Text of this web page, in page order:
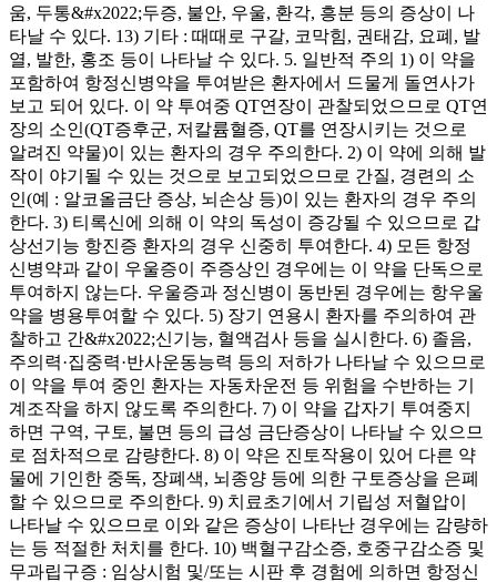
움, 두통&#x2022;두증, 불안, 우울, 환각, 흥분 등의 증상이 나
타날 수 있다. 13) 기타 : 때때로 구갈, 코막힘, 권태감, 요폐, 발
열, 발한, 홍조 등이 나타날 수 있다. 5. 일반적 주의 1) 이 약을
포함하여 항정신병약을 투여받은 환자에서 드물게 돌연사가
보고 되어 있다. 이 약 투여중 QT연장이 관찰되었으므로 QT연
장의 소인(QT증후군, 저칼륨혈증, QT를 연장시키는 것으로
알려진 약물)이 있는 환자의 경우 주의한다. 2) 이 약에 의해 발
작이 야기될 수 있는 것으로 보고되었으므로 간질, 경련의 소
인(예 : 알코올금단 증상, 뇌손상 등)이 있는 환자의 경우 주의
한다. 3) 티록신에 의해 이 약의 독성이 증강될 수 있으므로 갑
상선기능 항진증 환자의 경우 신중히 투여한다. 4) 모든 항정
신병약과 같이 우울증이 주증상인 경우에는 이 약을 단독으로
투여하지 않는다. 우울증과 정신병이 동반된 경우에는 항우울
약을 병용투여할 수 있다. 5) 장기 연용시 환자를 주의하여 관
찰하고 간&#x2022;신기능, 혈액검사 등을 실시한다. 6) 졸음,
주의력·집중력·반사운동능력 등의 저하가 나타날 수 있으므로
이 약을 투여 중인 환자는 자동차운전 등 위험을 수반하는 기
계조작을 하지 않도록 주의한다. 7) 이 약을 갑자기 투여중지
하면 구역, 구토, 불면 등의 급성 금단증상이 나타날 수 있으므
로 점차적으로 감량한다. 8) 이 약은 진토작용이 있어 다른 약
물에 기인한 중독, 장폐색, 뇌종양 등에 의한 구토증상을 은폐
할 수 있으므로 주의한다. 9) 치료초기에서 기립성 저혈압이
나타날 수 있으므로 이와 같은 증상이 나타난 경우에는 감량하
는 등 적절한 처치를 한다. 10) 백혈구감소증, 호중구감소증 및
무과립구증 : 임상시험 및/또는 시판 후 경험에 의하면 항정신